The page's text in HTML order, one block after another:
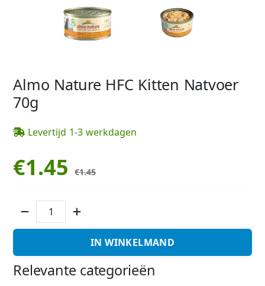
Almo Nature HFC Kitten Natvoer
70g
Levertijd 1-3 werkdagen
€1.45€1.45
IN WINKELMAND
Relevante categorieën